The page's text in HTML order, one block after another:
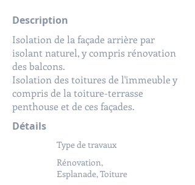
Description
Isolation de la façade arrière par
isolant naturel, y compris rénovation
des balcons.
Isolation des toitures de l'immeuble y
compris de la toiture-terrasse
penthouse et de ces façades.
Détails
Type de travaux
Rénovation,
Esplanade, Toiture